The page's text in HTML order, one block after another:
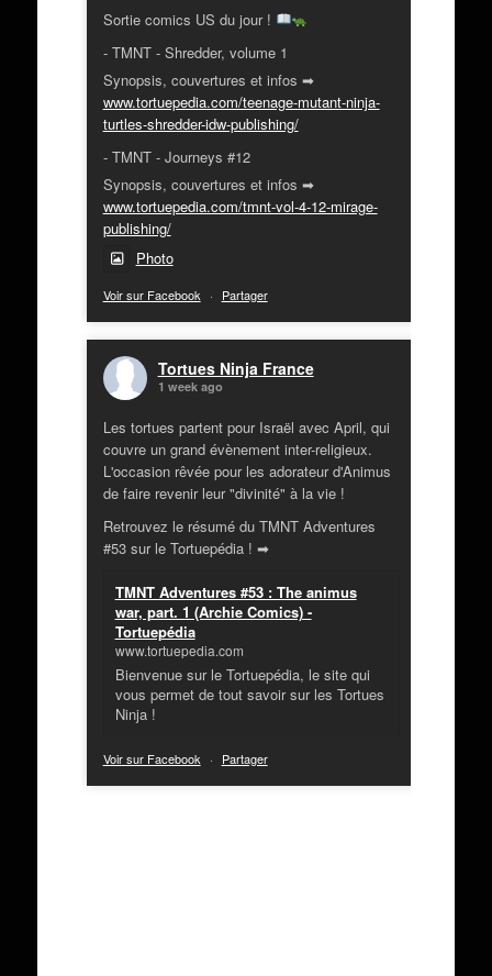
Sortie comics US du jour !
- TMNT - Shredder, volume 1
Synopsis, couvertures et infos ➡
www.tortuepedia.com/teenage-mutant-ninja-
turtles-shredder-idw-publishing/
- TMNT - Journeys #12
Synopsis, couvertures et infos ➡
www.tortuepedia.com/tmnt-vol-4-12-mirage-
publishing/
Photo
Voir sur Facebook · Partager
Tortues Ninja France
1 week ago
Les tortues partent pour Israël avec April, qui
couvre un grand évènement inter-religieux.
L'occasion rêvée pour les adorateur d'Animus
de faire revenir leur "divinité" à la vie !
Retrouvez le résumé du TMNT Adventures
#53 sur le Tortuepédia ! ➡
TMNT Adventures #53 : The animus
war, part. 1 (Archie Comics) -
Tortuepédia
www.tortuepedia.com
Bienvenue sur le Tortuepédia, le site qui
vous permet de tout savoir sur les Tortues
Ninja !
Voir sur Facebook · Partager